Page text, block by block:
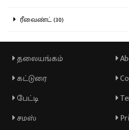
ரீவைண்ட் (30)
தலையங்கம்
கட்டுரை
பேட்டி
சமஸ்